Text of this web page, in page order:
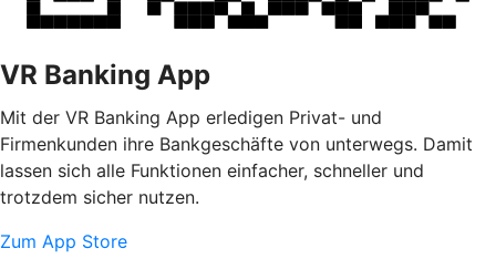
VR Banking App
Mit der VR Banking App erledigen Privat- und
Firmenkunden ihre Bankgeschäfte von unterwegs. Damit
lassen sich alle Funktionen einfacher, schneller und
trotzdem sicher nutzen.
Zum App Store